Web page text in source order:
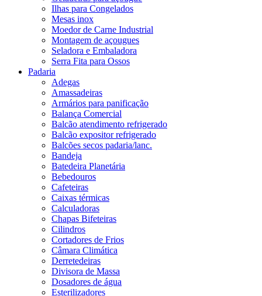
Ilhas para Congelados
Mesas inox
Moedor de Carne Industrial
Montagem de açougues
Seladora e Embaladora
Serra Fita para Ossos
Padaria
Adegas
Amassadeiras
Armários para panificação
Balança Comercial
Balcão atendimento refrigerado
Balcão expositor refrigerado
Balcões secos padaria/lanc.
Bandeja
Batedeira Planetária
Bebedouros
Cafeteiras
Caixas térmicas
Calculadoras
Chapas Bifeteiras
Cilindros
Cortadores de Frios
Câmara Climática
Derretedeiras
Divisora de Massa
Dosadores de água
Esterilizadores